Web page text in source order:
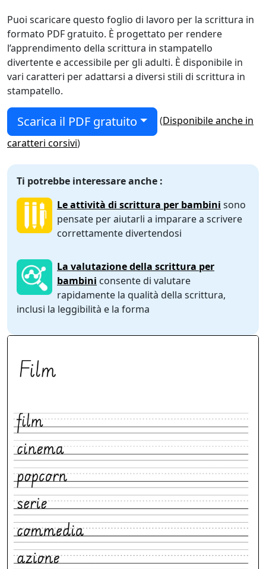
Puoi scaricare questo foglio di lavoro per la scrittura in
formato PDF gratuito. È progettato per rendere
l’apprendimento della scrittura in stampatello
divertente e accessibile per gli adulti. È disponibile in
vari caratteri per adattarsi a diversi stili di scrittura in
stampatello.
Scarica il PDF gratuito (Disponibile anche in
caratteri corsivi)
Ti potrebbe interessare anche :
Le attività di scrittura per bambini sono
pensate per aiutarli a imparare a scrivere
correttamente divertendosi
La valutazione della scrittura per
bambini consente di valutare
rapidamente la qualità della scrittura,
inclusi la leggibilità e la forma